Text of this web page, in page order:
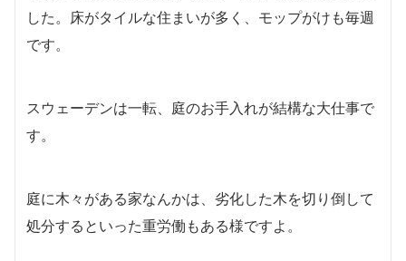
した。床がタイルな住まいが多く、モップがけも毎週
です。
スウェーデンは一転、庭のお手入れが結構な大仕事で
す。
庭に木々がある家なんかは、劣化した木を切り倒して
処分するといった重労働もある様ですよ。